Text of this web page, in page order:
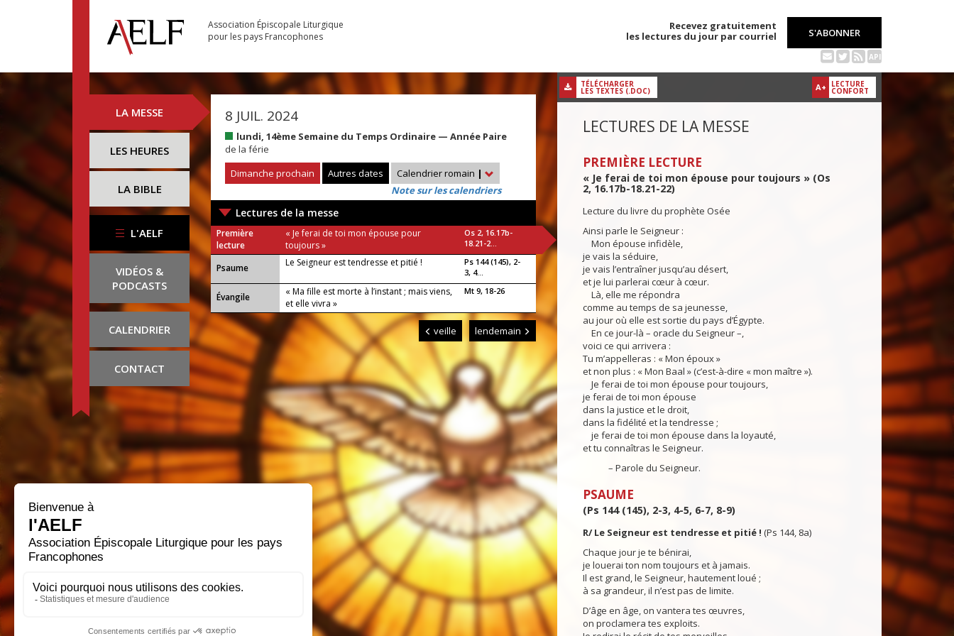
Association Épiscopale Liturgique
pour les pays Francophones
Recevez gratuitement
les lectures du jour par courriel
S'ABONNER
API
LA MESSE
LES HEURES
LA BIBLE
L'AELF
VIDÉOS &
PODCASTS
CALENDRIER
CONTACT
8 JUIL. 2024
lundi, 14ème Semaine du Temps Ordinaire — Année Paire
de la férie
Dimanche prochain
Autres dates Calendrier romain |
Note sur les calendriers
Lectures de la messe
Première
lecture
« Je ferai de toi mon épouse pour
toujours »
Os 2, 16.17b-
18.21-2...
Psaume Le Seigneur est tendresse et pitié !
Ps 144 (145), 2-
3, 4...
Évangile
« Ma fille est morte à l’instant ; mais viens,
et elle vivra »
Mt 9, 18-26
veille lendemain
A+ LECTURE
CONFORT
TÉLÉCHARGER
LES TEXTES (.DOC)
LECTURES DE LA MESSE
PREMIÈRE LECTURE
« Je ferai de toi mon épouse pour toujours » (Os
2, 16.17b-18.21-22)
Lecture du livre du prophète Osée
Ainsi parle le Seigneur :
Mon épouse infidèle,
je vais la séduire,
je vais l’entraîner jusqu’au désert,
et je lui parlerai cœur à cœur.
Là, elle me répondra
comme au temps de sa jeunesse,
au jour où elle est sortie du pays d’Égypte.
En ce jour-là – oracle du Seigneur –,
voici ce qui arrivera :
Tu m’appelleras : « Mon époux »
et non plus : « Mon Baal » (c’est-à-dire « mon maître »).
Je ferai de toi mon épouse pour toujours,
je ferai de toi mon épouse
dans la justice et le droit,
dans la fidélité et la tendresse ;
je ferai de toi mon épouse dans la loyauté,
et tu connaîtras le Seigneur.
– Parole du Seigneur.
PSAUME
(Ps 144 (145), 2-3, 4-5, 6-7, 8-9)
R/ Le Seigneur est tendresse et pitié ! (Ps 144, 8a)
Chaque jour je te bénirai,
je louerai ton nom toujours et à jamais.
Il est grand, le Seigneur, hautement loué ;
à sa grandeur, il n’est pas de limite.
D’âge en âge, on vantera tes œuvres,
on proclamera tes exploits.